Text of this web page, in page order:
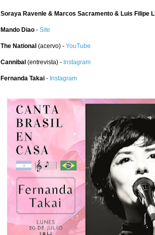
Soraya Ravenle & Marcos Sacramento & Luis Filipe
Mando Diao - Site
The National (acervo) - YouTube
Cannibal (entrevista) - Instagram
Fernanda Takai - Instagram